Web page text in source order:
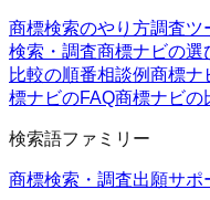
商標検索のやり方調査ツ
検索・調査商標ナビの選
比較の順番相談例商標ナ
標ナビのFAQ商標ナビの
検索語ファミリー
商標検索・調査出願サポ